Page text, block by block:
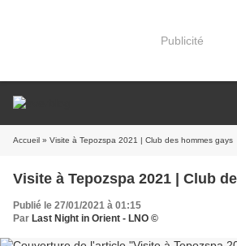
Publicité
Accueil » Visite à Tepozspa 2021 | Club des hommes gays
Visite à Tepozspa 2021 | Club
Publié le 27/01/2021 à 01:15
Par Last Night in Orient - LNO ©